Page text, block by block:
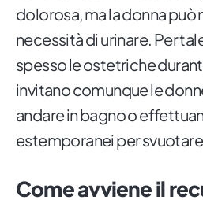
dolorosa, ma la donna può
necessità di urinare. Per
spesso le ostetriche
invitano comunque le
andare in bagno o
estemporanei per
Come avviene il